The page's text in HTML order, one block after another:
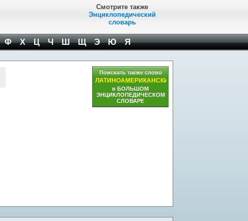
Смотрите также
Энциклопедический
словарь
Ф Х Ц Ч Ш Щ Э Ю Я
Поискать также слово
ЛАТИНОАМЕРИКАНСКИЙ
в БОЛЬШОМ
ЭНЦИКЛОПЕДИЧЕСКОМ
СЛОВАРЕ